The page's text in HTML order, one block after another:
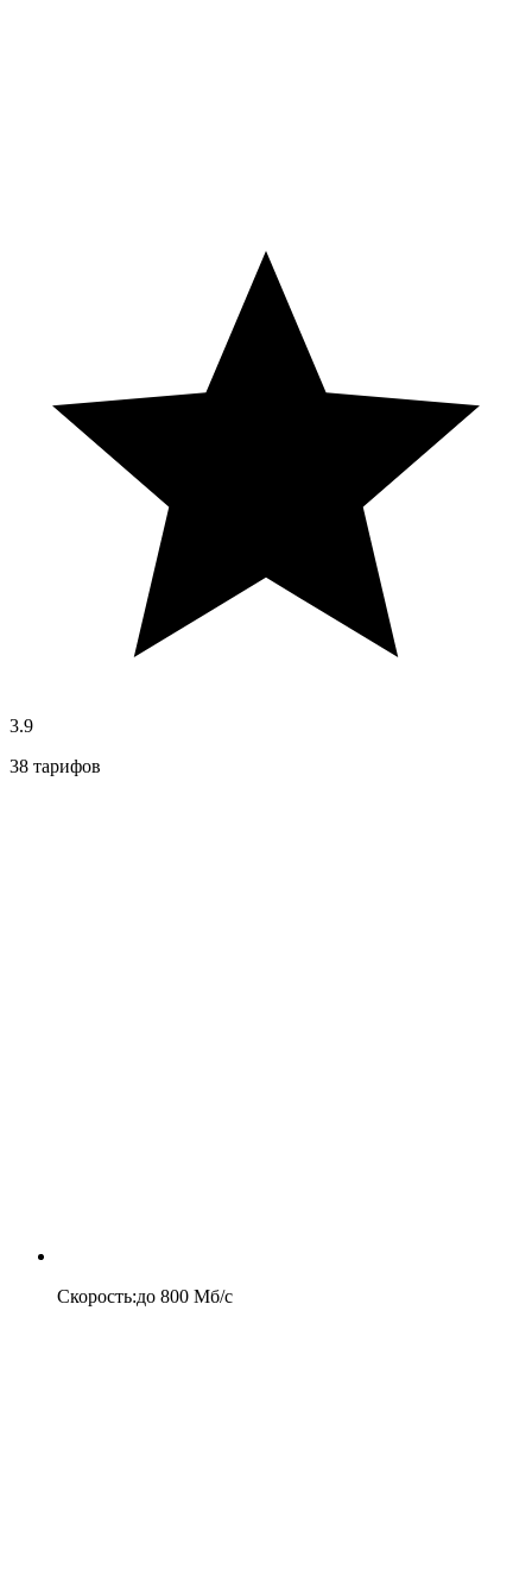
3.9
38 тарифов
Скорость:до 800 Мб/c